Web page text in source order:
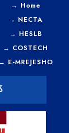
→ Home
→ NECTA
→ HESLB
→ COSTECH
→ E-MREJESHO